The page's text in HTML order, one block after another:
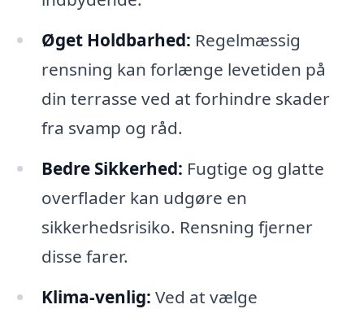
Øget Holdbarhed: Regelmæssig
rensning kan forlænge levetiden på
din terrasse ved at forhindre skader
fra svamp og råd.
Bedre Sikkerhed: Fugtige og glatte
overflader kan udgøre en
sikkerhedsrisiko. Rensning fjerner
disse farer.
Klima-venlig: Ved at vælge